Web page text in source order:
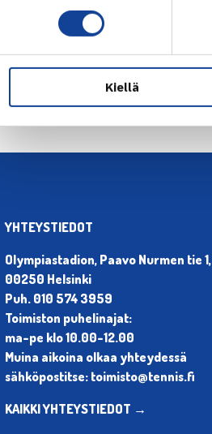
Kiellä
← Edellinen
YHTEYSTIEDOT
Olympiastadion, Paavo Nurmen tie 1,
00250 Helsinki
Puh. 010 574 3959
Toimiston puhelinajat:
ma-pe klo 10.00-12.00
Muina aikoina olkaa yhteydessä
sähköpostitse: toimisto@tennis.fi
KAIKKI YHTEYSTIEDOT →